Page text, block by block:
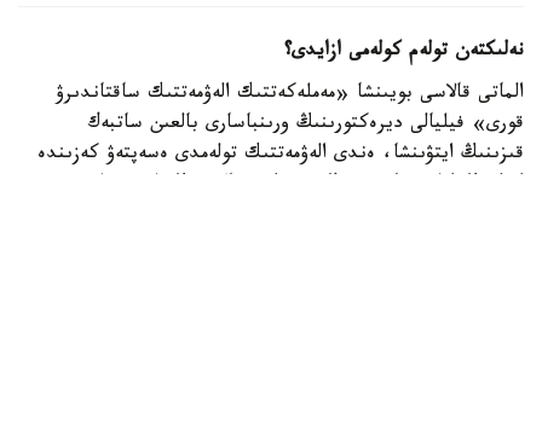
نەلىكتەن تولەم كولەمى ازايدى؟
الماتى قالاسى بويىنشا «مەملەكەتتىك الەۋمەتتىك ساقتاندىرۋ
قورى» فيليالى ديرەكتورىنىڭ ورىنباسارى بالعىن ساتبەك
قىزىنىڭ ايتۋىنشا، ەندى الەۋمەتتىك تولەمدى ەسەپتەۋ كەزىندە